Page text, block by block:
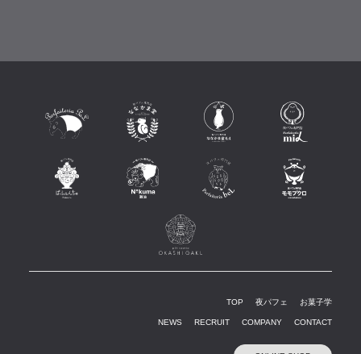
TOP 夜パフェ お菓子学
NEWS RECRUIT COMPANY CONTACT